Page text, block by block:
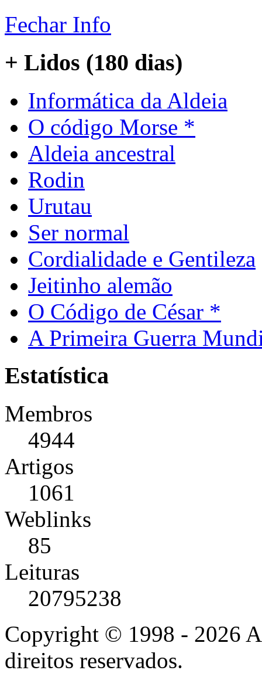
Fechar Info
+ Lidos (180 dias)
Informática da Aldeia
O código Morse *
Aldeia ancestral
Rodin
Urutau
Ser normal
Cordialidade e Gentileza
Jeitinho alemão
O Código de César *
A Primeira Guerra
Estatística
Membros
4944
Artigos
1061
Weblinks
85
Leituras
20795238
Copyright © 1998 - 2026
direitos reservados.